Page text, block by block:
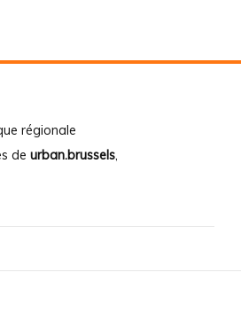
régionale
de urban.brussels,